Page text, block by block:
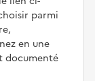
parmi
en une
documenté